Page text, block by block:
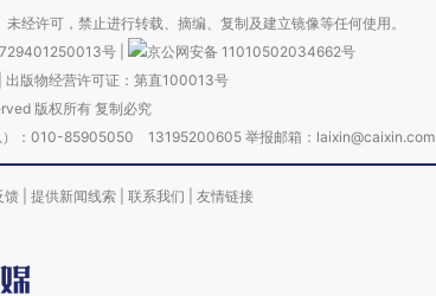
经许可，禁止进行转载、摘编、复制及建立镜像等任何使用。
号
京公网安备 11010502034662号
出版物经营许可证：第直100013号
版权所有 复制必究
）：010-85905050 13195200605 举报邮箱：laixin@caixin.com
馈 提供新闻线索 联系我们 友情链接